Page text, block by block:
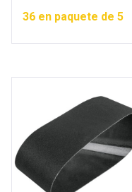
36 en paquete de 5